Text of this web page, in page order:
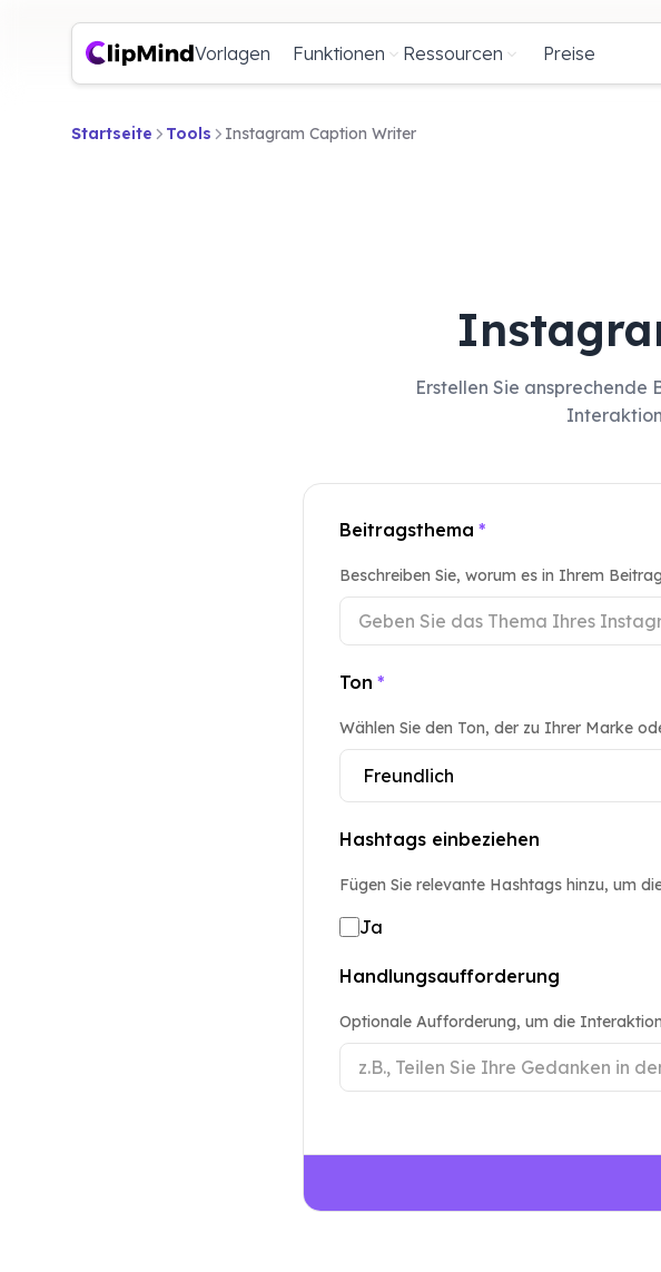
Vorlagen Funktionen Ressourcen Preise
Startseite Tools Instagram Caption Writer
Erstellen Sie
Beitragsthema *
Beschreiben Sie, worum es in Ihrem
Ton *
Wählen Sie den Ton, der zu Ihrer Marke
Hashtags einbeziehen
Fügen Sie relevante Hashtags hinzu, um
Ja
Handlungsaufforderung
Optionale Aufforderung, um die